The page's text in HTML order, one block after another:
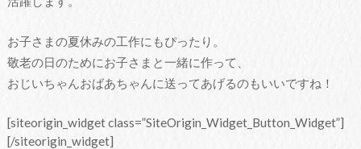
お子さまの夏休みの工作にもぴったり。
敬老の日のためにお子さまと一緒に作って、
おじいちゃんおばあちゃんに送ってあげるのもいいですね！
[siteorigin_widget class=”SiteOrigin_Widget_Button_Widget”]
[/siteorigin_widget]